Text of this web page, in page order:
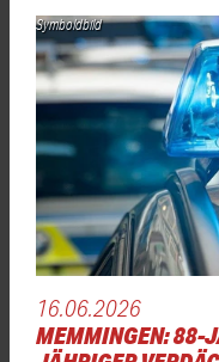
Symboldbild
16.06.2026
MEMMINGEN: 88-